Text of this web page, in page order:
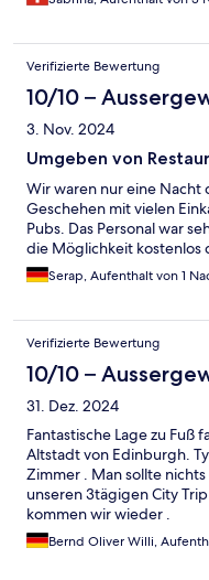
Verifizierte Bewertung
10/10 –
3. Nov. 2024
Umgeben von
Wir waren nur eine Nacht
Geschehen mit vielen
Pubs. Das Personal war
die Möglichkeit kostenlos
Serap, Aufenthalt von 1
Verifizierte Bewertung
10/10 –
31. Dez. 2024
Fantastische Lage zu Fuß
Altstadt von Edinburgh.
Zimmer . Man sollte
unseren 3tägigen City
kommen wir wieder .
Bernd Oliver Willi,